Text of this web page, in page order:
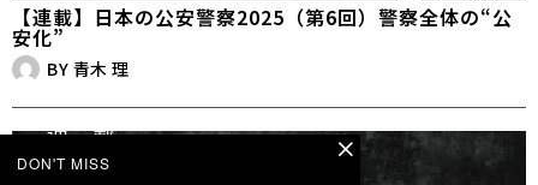
【連載】日本の公安警察2025（第6回）警察全体の“公
安化”
BY 青木 理
DON'T MISS